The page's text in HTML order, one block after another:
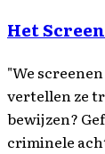
Het
"We
vertellen ze
bewijzen?
criminele